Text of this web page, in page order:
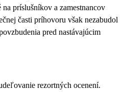
príslušníkov a zamestnancov
časti príhovoru však nezabudol
pred nastávajúcim
rezortných ocenení.